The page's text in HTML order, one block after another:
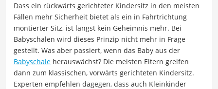
Dass ein rückwärts gerichteter Kindersitz in den meisten
Fällen mehr Sicherheit bietet als ein in Fahrtrichtung
montierter Sitz, ist längst kein Geheimnis mehr. Bei
Babyschalen wird dieses Prinzip nicht mehr in Frage
gestellt. Was aber passiert, wenn das Baby aus der
Babyschale herauswächst? Die meisten Eltern greifen
dann zum klassischen, vorwärts gerichteten Kindersitz.
Experten empfehlen dagegen, dass auch Kleinkinder